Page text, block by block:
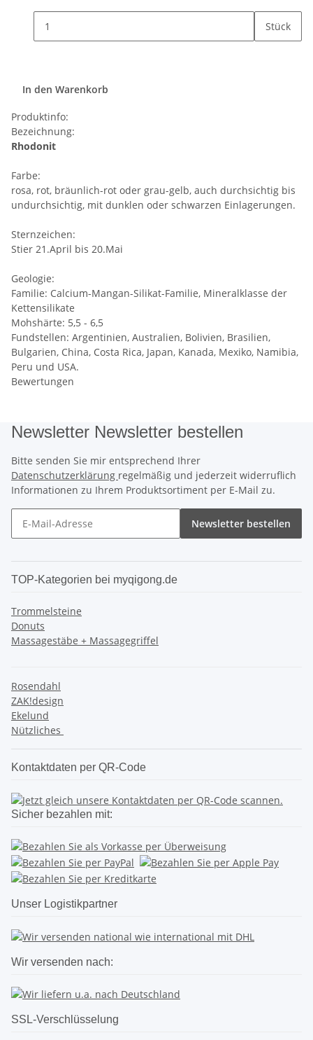
Stück
In den Warenkorb
Produktinfo:
Bezeichnung:
Rhodonit
Farbe:
rosa, rot, bräunlich-rot oder grau-gelb, auch durchsichtig bis
undurchsichtig, mit dunklen oder schwarzen Einlagerungen.
Sternzeichen:
Stier 21.April bis 20.Mai
Geologie:
Familie: Calcium-Mangan-Silikat-Familie, Mineralklasse der
Kettensilikate
Mohshärte: 5,5 - 6,5
Fundstellen: Argentinien, Australien, Bolivien, Brasilien,
Bulgarien, China, Costa Rica, Japan, Kanada, Mexiko, Namibia,
Peru und USA.
Bewertungen
Newsletter Newsletter bestellen
Bitte senden Sie mir entsprechend Ihrer
Datenschutzerklärung regelmäßig und jederzeit widerruflich
Informationen zu Ihrem Produktsortiment per E-Mail zu.
Newsletter bestellen
TOP-Kategorien bei myqigong.de
Trommelsteine
Donuts
Massagestäbe + Massagegriffel
Rosendahl
ZAK!design
Ekelund
Nützliches
Kontaktdaten per QR-Code
Sicher bezahlen mit:
Unser Logistikpartner
Wir versenden nach:
SSL-Verschlüsselung